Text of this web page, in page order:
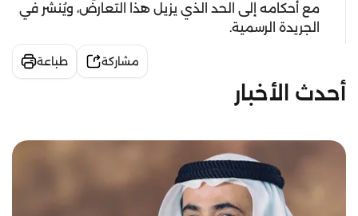
مع أحكامه إلى الحد الذي يزيل هذا التعارض، ويُنشر في
الجريدة الرسمية.
مشاركة طباعة
أحدث الأخبار